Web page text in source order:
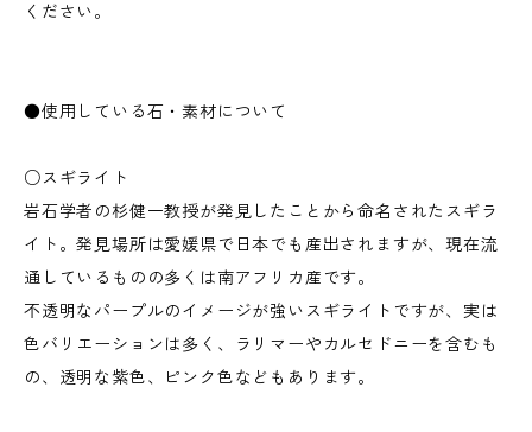
ください。
●使用している石・素材について
○スギライト
岩石学者の杉健一教授が発見したことから命名されたスギラ
イト。発見場所は愛媛県で日本でも産出されますが、現在流
通しているものの多くは南アフリカ産です。
不透明なパープルのイメージが強いスギライトですが、実は
色バリエーションは多く、ラリマーやカルセドニーを含むも
の、透明な紫色、ピンク色などもあります。